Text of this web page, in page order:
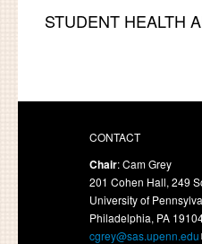
STUDENT HEALTH
CONTACT
Chair: Cam Grey
201 Cohen Hall, 249
University of
Philadelphia, PA
cgrey@sas.upenn.edu